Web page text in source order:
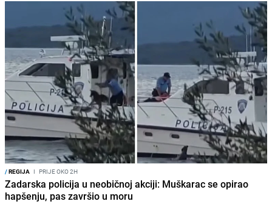
/REGIJA I PRIJE OKO 2H
Zadarska policija u neobičnoj akciji: Muškarac se opirao
hapšenju, pas završio u moru